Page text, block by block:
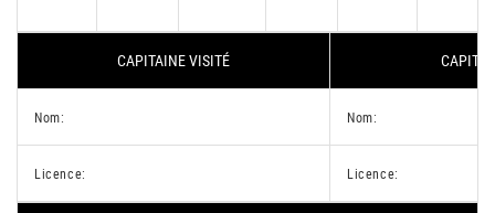
CAPITAINE VISITÉ
Nom: Nom:
Licence: Licence: